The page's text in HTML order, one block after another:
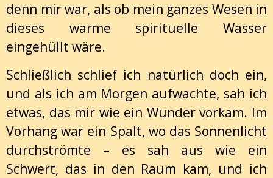
denn mir war, als ob mein ganzes Wesen in
dieses warme spirituelle Wasser
eingehüllt wäre.
Schließlich schlief ich natürlich doch ein,
und als ich am Morgen aufwachte, sah ich
etwas, das mir wie ein Wunder vorkam. Im
Vorhang war ein Spalt, wo das Sonnenlicht
durchströmte – es sah aus wie ein
Schwert, das in den Raum kam, und ich